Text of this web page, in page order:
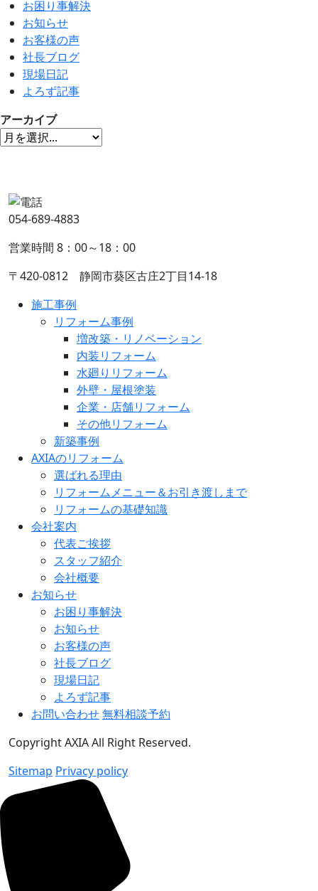
お困り事解決
お知らせ
お客様の声
社長ブログ
現場日記
よろず記事
アーカイブ
054-689-4883
営業時間 8：00～18：00
〒420-0812 静岡市葵区古庄2丁目14-18
施工事例
リフォーム事例
増改築・リノベーション
内装リフォーム
水廻りリフォーム
外壁・屋根塗装
企業・店舗リフォーム
その他リフォーム
新築事例
AXIAのリフォーム
選ばれる理由
リフォームメニュー＆お引き渡しまで
リフォームの基礎知識
会社案内
代表ご挨拶
スタッフ紹介
会社概要
お知らせ
お困り事解決
お知らせ
お客様の声
社長ブログ
現場日記
よろず記事
お問い合わせ無料相談予約
Copyright AXIA All Right Reserved.
Sitemap Privacy policy